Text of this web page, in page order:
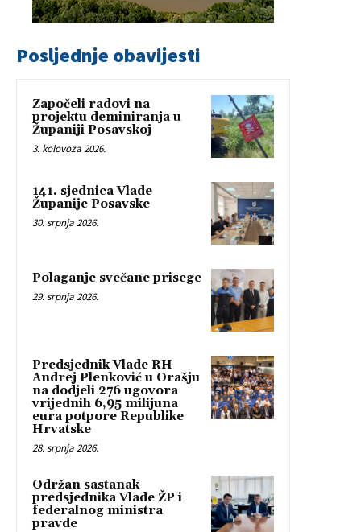
Posljednje obavijesti
Započeli radovi na
projektu deminiranja u
Županiji Posavskoj
3. kolovoza 2026.
141. sjednica Vlade
Županije Posavske
30. srpnja 2026.
Polaganje svečane prisege
29. srpnja 2026.
Predsjednik Vlade RH
Andrej Plenković u Orašju
na dodjeli 276 ugovora
vrijednih 6,95 milijuna
eura potpore Republike
Hrvatske
28. srpnja 2026.
Održan sastanak
predsjednika Vlade ŽP i
federalnog ministra
pravde